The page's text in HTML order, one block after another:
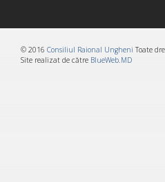
© 2016 Consiliul Raional Ungheni Toate
Site realizat de către BlueWeb.MD